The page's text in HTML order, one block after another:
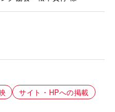
サイト・HPへの掲載